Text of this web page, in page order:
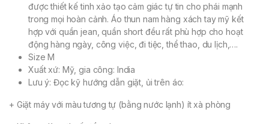
được thiết kế tinh xảo tạo cảm giác tự tin cho phái mạnh
trong mọi hoàn cảnh. Áo thun nam hàng xách tay mỹ kết
hợp với quần jean, quần short đều rất phù hợp cho hoạt
động hàng ngày, công việc, đi tiệc, thể thao, du lịch,….
Size M
Xuất xứ: Mỹ, gia công: India
Lưu ý: Đọc kỹ hướng dẫn giặt, ủi trên áo:
+ Giặt máy với màu tương tự (bằng nước lạnh) ít xà phòng